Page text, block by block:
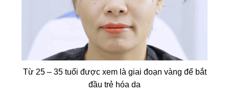
Từ 25 – 35 tuổi được xem là giai đoạn vàng để bắt
đầu trẻ hóa da